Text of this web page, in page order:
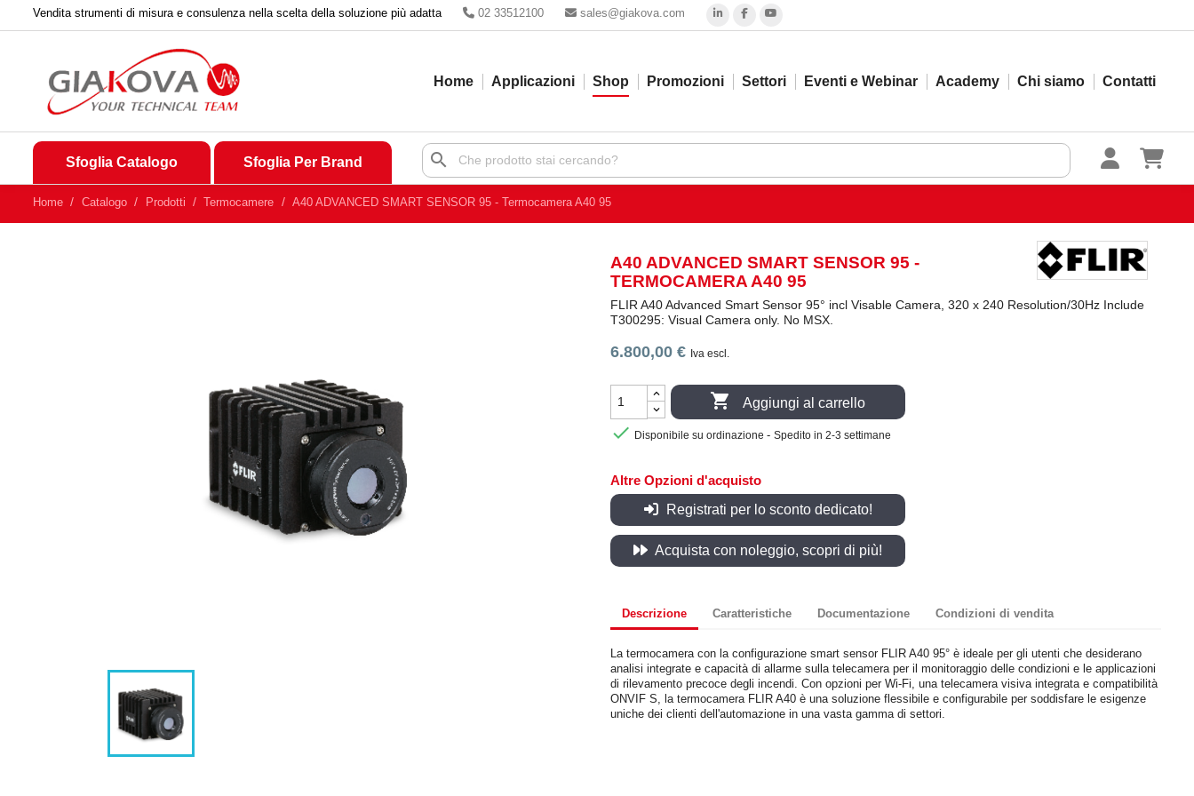
Vendita strumenti di misura e consulenza nella scelta della soluzione più adatta 02 33512100 sales@giakova.com
Home Applicazioni Shop Promozioni Settori Eventi e Webinar Academy Chi siamo Contatti
Sfoglia Catalogo Sfoglia Per Brand search
Home Catalogo Prodotti Termocamere A40 ADVANCED SMART SENSOR 95 - Termocamera A40 95
A40 ADVANCED SMART SENSOR 95 -
TERMOCAMERA A40 95
FLIR A40 Advanced Smart Sensor 95° incl Visable Camera, 320 x 240 Resolution/30Hz Include
T300295: Visual Camera only. No MSX.
6.800,00 € Iva escl.
 Aggiungi al carrello
 Disponibile su ordinazione - Spedito in 2-3 settimane
Altre Opzioni d'acquisto
Registrati per lo sconto dedicato!
Acquista con noleggio, scopri di più!
Descrizione Caratteristiche Documentazione Condizioni di vendita
La termocamera con la configurazione smart sensor FLIR A40 95° è ideale per gli utenti che desiderano
analisi integrate e capacità di allarme sulla telecamera per il monitoraggio delle condizioni e le applicazioni
di rilevamento precoce degli incendi. Con opzioni per Wi-Fi, una telecamera visiva integrata e compatibilità
ONVIF S, la termocamera FLIR A40 è una soluzione flessibile e configurabile per soddisfare le esigenze
uniche dei clienti dell'automazione in una vasta gamma di settori.